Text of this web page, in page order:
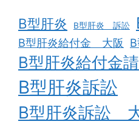
B型肝炎 B型肝炎 訴訟
B型肝炎給付金 大阪
B型肝炎給付金
B型肝炎訴訟
B型肝炎訴訟